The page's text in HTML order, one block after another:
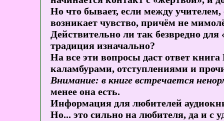
Но что бывает, если между
возникает чувство, причём не
Действительно ли так безвредно
традиция изначально?
На все эти вопросы даст ответ
каламбурами, отступлениями и
Внимание: в книге встречается
менее она есть.
Информация для любителей
Но... это сильно на любителя, да и с